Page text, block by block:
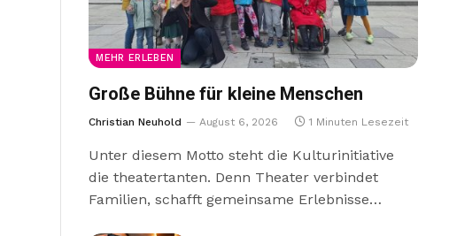
MEHR ERLEBEN
Große Bühne für kleine Menschen
Christian Neuhold August 6, 2026 1 Minuten Lesezeit
Unter diesem Motto steht die Kulturinitiative
die theatertanten. Denn Theater verbindet
Familien, schafft gemeinsame Erlebnisse…